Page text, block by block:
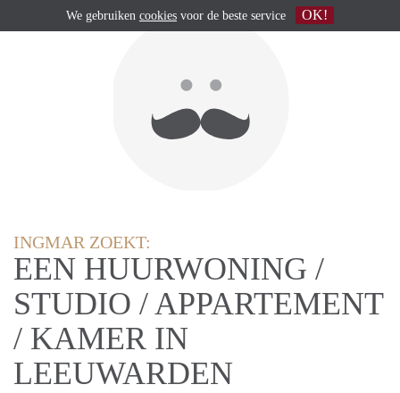
INGMAR ZOEKT:
EEN HUURWONING /
STUDIO / APPARTEMENT
/ KAMER IN
LEEUWARDEN
We gebruiken cookies voor de beste service OK!